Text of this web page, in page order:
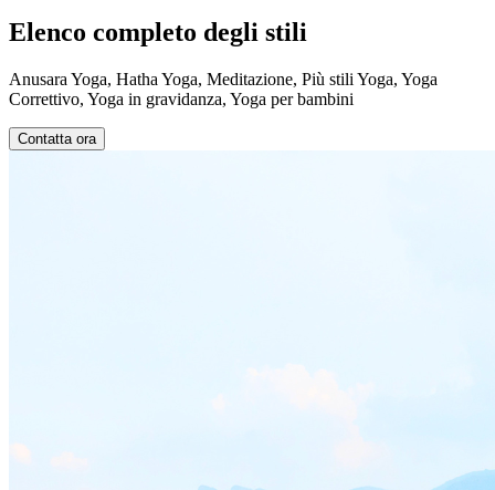
Elenco completo degli stili
Anusara Yoga, Hatha Yoga, Meditazione, Più stili Yoga, Yoga
Correttivo, Yoga in gravidanza, Yoga per bambini
Contatta ora